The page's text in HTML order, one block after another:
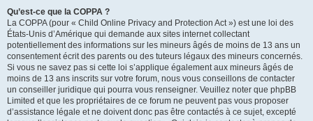
Qu’est-ce que la COPPA ?
La COPPA (pour « Child Online Privacy and Protection Act ») est une loi des
États-Unis d’Amérique qui demande aux sites internet collectant
potentiellement des informations sur les mineurs âgés de moins de 13 ans un
consentement écrit des parents ou des tuteurs légaux des mineurs concernés.
Si vous ne savez pas si cette loi s’applique également aux mineurs âgés de
moins de 13 ans inscrits sur votre forum, nous vous conseillons de contacter
un conseiller juridique qui pourra vous renseigner. Veuillez noter que phpBB
Limited et que les propriétaires de ce forum ne peuvent pas vous proposer
d’assistance légale et ne doivent donc pas être contactés à ce sujet, excepté